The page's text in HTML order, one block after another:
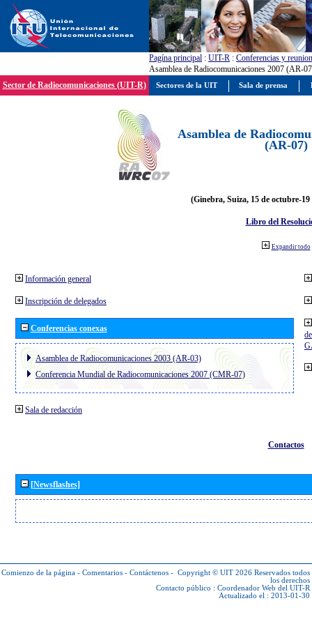
Pagína principal : UIT-R : Conferencias y
Asamblea de Radiocomunicaciones 2007 (AR-
Sector de Radiocomunicaciones (UIT-R)
Asamblea de
(AR-07)
(Ginebra, Suiza, 15 de octubre-19
Libro del
Expandir todo
Información general
Inscripción de delegados
Conferencias conexas
Asamblea de Radiocomunicaciones 2003 (AR-03)
Conferencia Mundial de Radiocomunicaciones 2007 (CMR-07)
Sala de redacción
Contactos
[Newsflashes]
Comienzo de la página - Comentarios - Contáctenos - Copyright © UIT 2026 Reservados todos
los derechos
Contacto público : Coordenador Web del UIT-R
Actualizado el : 2013-01-30
Sectores de la UIT Sala de prensa